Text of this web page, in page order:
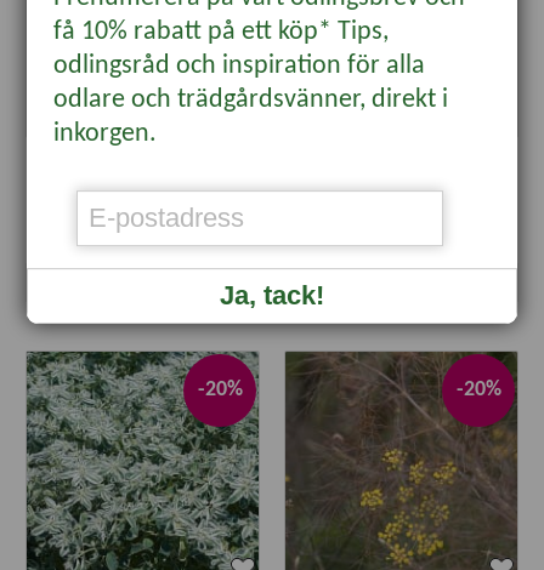
25 kr
-20% -20%
få 10% rabatt på ett köp* Tips,
odlingsråd och inspiration för alla
odlare och trädgårdsvänner, direkt i
inkorgen.
Ja, tack!